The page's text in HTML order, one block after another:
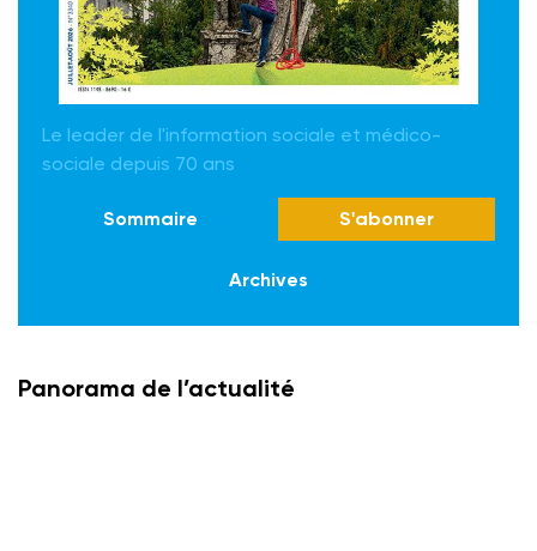
Le leader de l'information sociale et médico-
sociale depuis 70 ans
Sommaire S'abonner
Archives
Panorama de l’actualité